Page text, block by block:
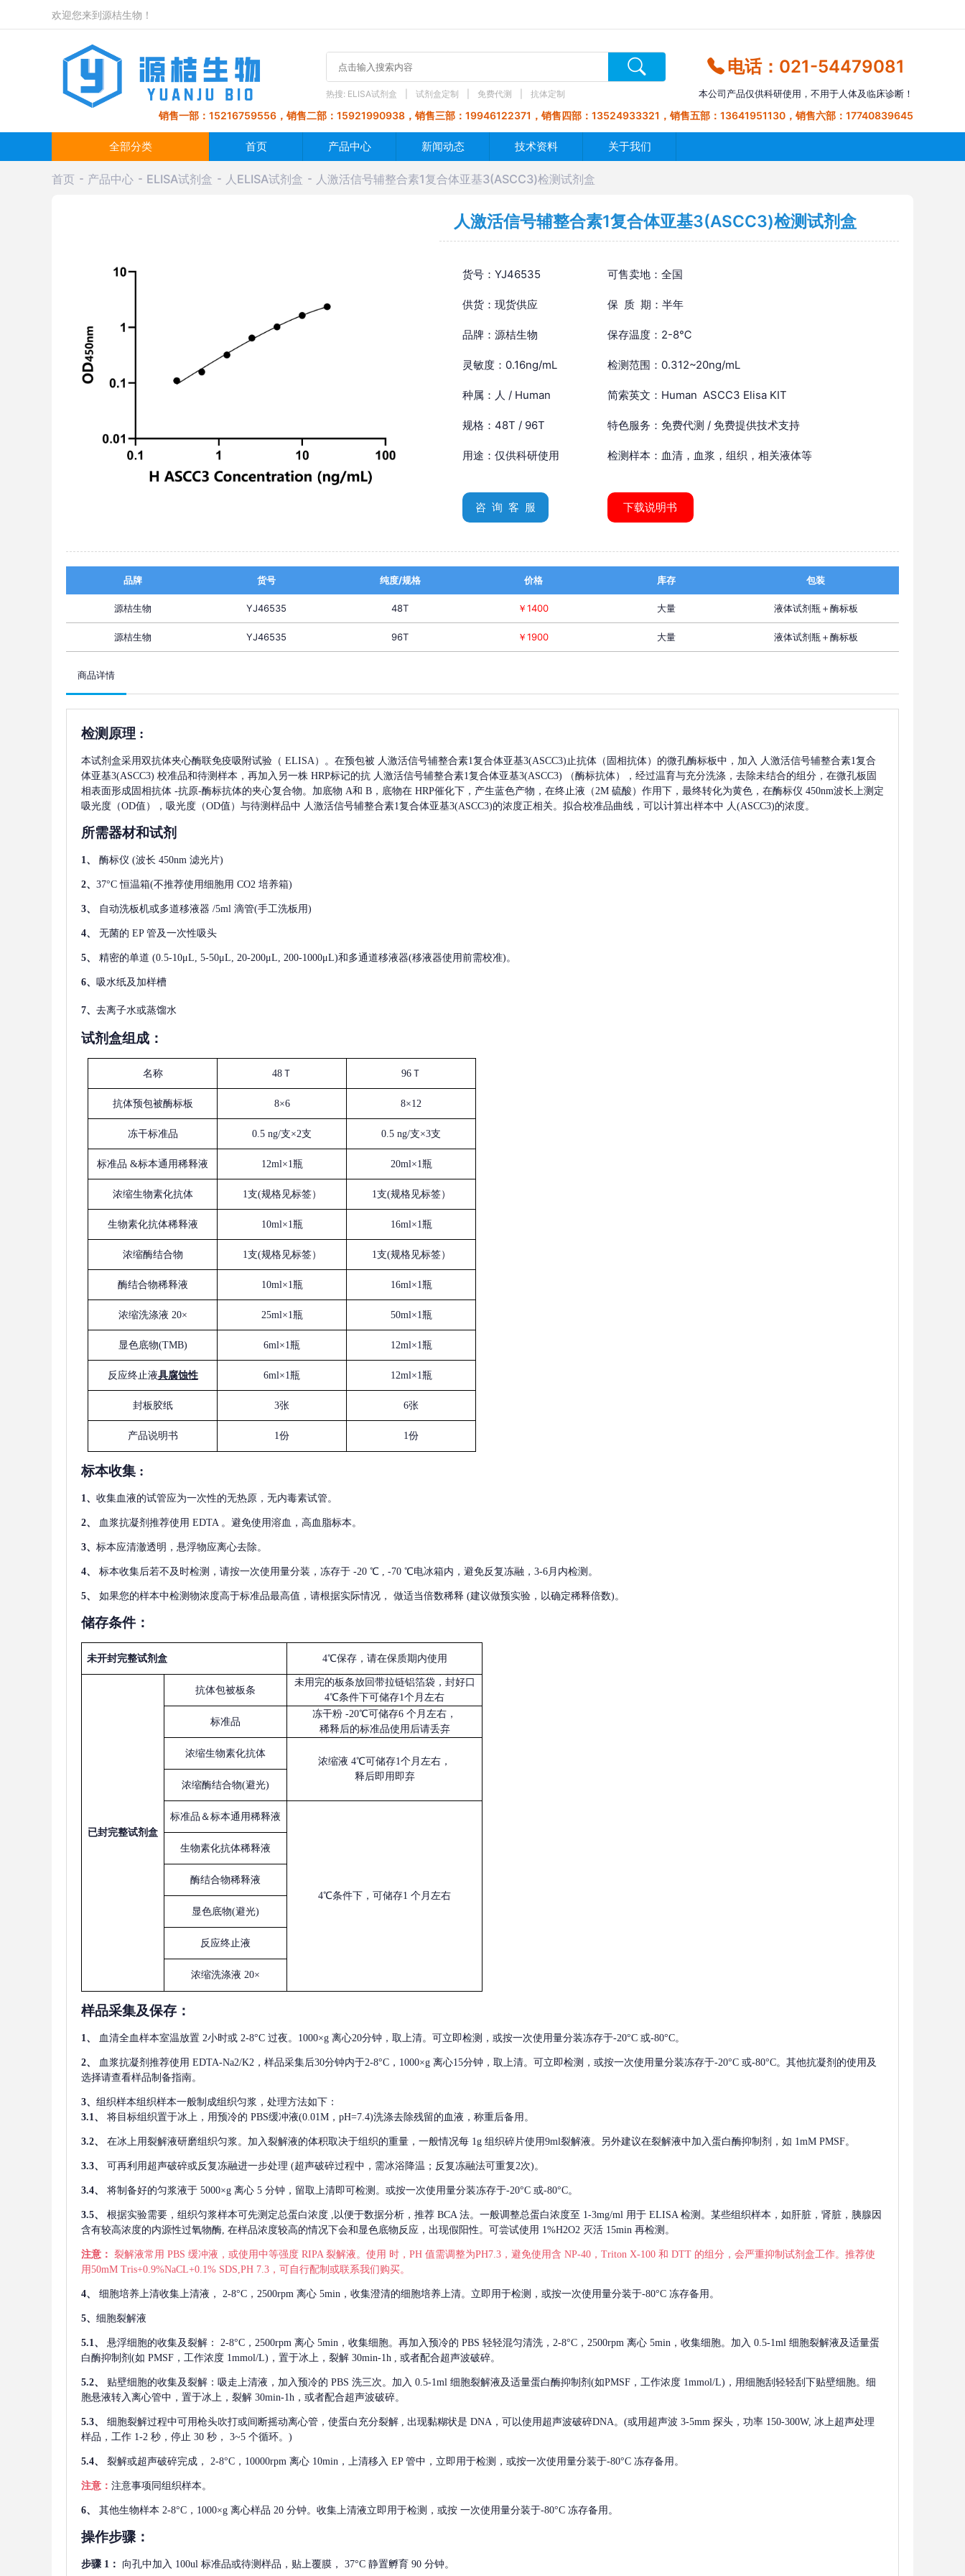
欢迎您来到源桔生物！
热搜: ELISA试剂盒 试剂盒定制 免费代测 抗体定制
电话：021-54479081
本公司产品仅供科研使用，不用于人体及临床诊断！
销售一部：15216759556，销售二部：15921990938，销售三部：19946122371，销售四部：13524933321，销售五部：13641951130，销售六部：17740839645
全部分类 首页 产品中心 新闻动态 技术资料 关于我们
首页 产品中心 ELISA试剂盒 人ELISA试剂盒 人激活信号辅整合素1复合体亚基3(ASCC3)检测试剂盒
人激活信号辅整合素1复合体亚基3(ASCC3)检测试剂盒
货号：YJ46535 可售卖地：全国
供货：现货供应 保 质 期：半年
品牌：源桔生物 保存温度：2-8℃
灵敏度：0.16ng/mL 检测范围：0.312~20ng/mL
种属：人 / Human 简索英文：Human ASCC3 Elisa KIT
规格：48T / 96T 特色服务：免费代测 / 免费提供技术支持
用途：仅供科研使用 检测样本：血清，血浆，组织，相关液体等
咨 询 客 服 下载说明书
品牌 货号 纯度/规格 价格 库存 包装
源桔生物 YJ46535 48T ￥1400 大量 液体试剂瓶＋酶标板
源桔生物 YJ46535 96T ￥1900 大量 液体试剂瓶＋酶标板
商品详情
检测原理 :
本试剂盒采用双抗体夹心酶联免疫吸附试验（ ELISA）。在预包被 人激活信号辅整合素1复合体亚基3(ASCC3)止抗体（固相抗体）的微孔酶标板中，加入 人激活信号辅整合素1复合
体亚基3(ASCC3) 校准品和待测样本，再加入另一株 HRP标记的抗 人激活信号辅整合素1复合体亚基3(ASCC3)
（酶标抗体），经过温育与充分洗涤，去除未结合的组分，在微孔板固
相表面形成固相抗体 -抗原-酶标抗体的夹心复合物。加底物 A和 B，底物在 HRP催化下，产生蓝色产物，在终止液（2M 硫酸）作用下，最终转化为黄色，在酶标仪 450nm波长上测定
吸光度（OD值），吸光度（OD值）与待测样品中 人激活信号辅整合素1复合体亚基3(ASCC3)的浓度正相关。拟合校准品曲线，可以计算出样本中 人(ASCC3)的浓度。
所需器材和试剂
1、 酶标仪 (波长 450nm 滤光片)
2、 37°C 恒温箱(不推荐使用细胞用 CO2 培养箱)
3、 自动洗板机或多道移液器 /5ml 滴管(手工洗板用)
4、 无菌的 EP 管及一次性吸头
5、 精密的单道 (0.5-10μL, 5-50μL, 20-200μL, 200-1000μL)和多通道移液器(移液器使用前需校准)。
6、 吸水纸及加样槽
7、 去离子水或蒸馏水
试剂盒组成：
名称 48Ｔ 96Ｔ
抗体预包被酶标板 8×6 8×12
冻干标准品 0.5 ng/支×2支 0.5 ng/支×3支
标准品 &标本通用稀释液 12ml×1瓶 20ml×1瓶
浓缩生物素化抗体 1支(规格见标签） 1支(规格见标签）
生物素化抗体稀释液 10ml×1瓶 16ml×1瓶
浓缩酶结合物 1支(规格见标签） 1支(规格见标签）
酶结合物稀释液 10ml×1瓶 16ml×1瓶
浓缩洗涤液 20× 25ml×1瓶 50ml×1瓶
显色底物(TMB) 6ml×1瓶 12ml×1瓶
反应终止液具腐蚀性 6ml×1瓶 12ml×1瓶
封板胶纸 3张 6张
产品说明书 1份 1份
标本收集 :
1、 收集血液的试管应为一次性的无热原，无内毒素试管。
2、 血浆抗凝剂推荐使用 EDTA 。避免使用溶血，高血脂标本。
3、 标本应清澈透明，悬浮物应离心去除。
4、 标本收集后若不及时检测，请按一次使用量分装，冻存于 -20 ℃ , -70 ℃电冰箱内，避免反复冻融，3-6月内检测。
5、 如果您的样本中检测物浓度高于标准品最高值，请根据实际情况， 做适当倍数稀释 (建议做预实验，以确定稀释倍数)。
储存条件：
未开封完整试剂盒 4℃保存，请在保质期内使用
已封完整试剂盒
抗体包被板条
未用完的板条放回带拉链铝箔袋，封好口
4℃条件下可储存1个月左右
标准品
冻干粉 -20℃可储存6 个月左右，
稀释后的标准品使用后请丢弃
浓缩生物素化抗体
浓缩液 4℃可储存1个月左右，
释后即用即弃
浓缩酶结合物(避光)
标准品＆标本通用稀释液
4℃条件下，可储存1 个月左右
生物素化抗体稀释液
酶结合物稀释液
显色底物(避光)
反应终止液
浓缩洗涤液 20×
样品采集及保存 ：
1、 血清全血样本室温放置 2小时或 2-8°C 过夜。1000×g 离心20分钟，取上清。可立即检测，或按一次使用量分装冻存于-20°C 或-80°C。
2、 血浆抗凝剂推荐使用 EDTA-Na2/K2，样品采集后30分钟内于2-8°C，1000×g 离心15分钟，取上清。可立即检测，或按一次使用量分装冻存于-20°C 或-80°C。其他抗凝剂的使用及
选择请查看样品制备指南。
3、 组织样本组织样本一般制成组织匀浆，处理方法如下：
3.1、
将目标组织置于冰上，用预冷的 PBS缓冲液(0.01M，pH=7.4)洗涤去除残留的血液，称重后备用。
3.2、 在冰上用裂解液研磨组织匀浆。加入裂解液的体积取决于组织的重量，一般情况每 1g 组织碎片使用9ml裂解液。另外建议在裂解液中加入蛋白酶抑制剂，如 1mM PMSF。
3.3、 可再利用超声破碎或反复冻融进一步处理 (超声破碎过程中，需冰浴降温；反复冻融法可重复2次)。
3.4、 将制备好的匀浆液于 5000×g 离心 5 分钟，留取上清即可检测。或按一次使用量分装冻存于-20°C 或-80°C。
3.5、 根据实验需要，组织匀浆样本可先测定总蛋白浓度 ,以便于数据分析，推荐 BCA 法。一般调整总蛋白浓度至 1-3mg/ml 用于 ELISA 检测。某些组织样本，如肝脏，肾脏，胰腺因
含有较高浓度的内源性过氧物酶, 在样品浓度较高的情况下会和显色底物反应，出现假阳性。可尝试使用 1%H2O2 灭活 15min 再检测。
注意： 裂解液常用 PBS 缓冲液，或使用中等强度 RIPA 裂解液。使用 时，PH 值需调整为PH7.3，避免使用含 NP-40，Triton X-100 和 DTT 的组分，会严重抑制试剂盒工作。推荐使
用50mM Tris+0.9%NaCL+0.1% SDS,PH 7.3，可自行配制或联系我们购买。
4、 细胞培养上清收集上清液， 2-8°C，2500rpm 离心 5min，收集澄清的细胞培养上清。立即用于检测，或按一次使用量分装于-80°C 冻存备用。
5、 细胞裂解液
5.1、 悬浮细胞的收集及裂解：
2-8°C，2500rpm 离心 5min，收集细胞。再加入预冷的 PBS 轻轻混匀清洗，2-8°C，2500rpm 离心 5min，收集细胞。加入 0.5-1ml 细胞裂解液及适量蛋
白酶抑制剂(如 PMSF，工作浓度 1mmol/L)，置于冰上，裂解 30min-1h , 或者配合超声波破碎。
5.2、 贴壁细胞的收集及裂解：吸走上清液，加入预冷的 PBS 洗三次。加入 0.5-1ml 细胞裂解液及适量蛋白酶抑制剂(如PMSF，工作浓度 1mmol/L)，用细胞刮轻轻刮下贴壁细胞。细
胞悬液转入离心管中，置于冰上，裂解 30min-1h，或者配合超声波破碎。
5.3、 细胞裂解过程中可用枪头吹打或间断摇动离心管，使蛋白充分裂解 , 出现黏糊状是 DNA，可以使用超声波破碎DNA。(或用超声波 3-5mm 探头，功率 150-300W, 冰上超声处理
样品，工作 1-2 秒，停止 30 秒， 3~5 个循环。)
5.4、 裂解或超声破碎完成， 2-8°C，10000rpm 离心 10min，上清移入 EP 管中，立即用于检测，或按一次使用量分装于-80°C 冻存备用。
注意： 注意事项同组织样本。
6、 其他生物样本 2-8°C，1000×g 离心样品 20 分钟。收集上清液立即用于检测，或按 一次使用量分装于-80°C 冻存备用。
操作步骤：
步骤 1： 向孔中加入 100ul 标准品或待测样品，贴上覆膜， 37°C 静置孵育 90 分钟。